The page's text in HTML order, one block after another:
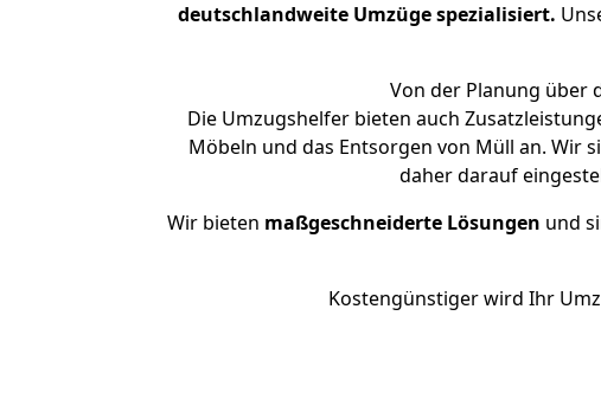
deutschlandweite Umzüge spezialisiert.
Von der Planung über
Die Umzugshelfer bieten auch
Möbeln und das Entsorgen von Müll an. Wir
daher darauf
Wir bieten maßgeschneiderte Lösungen und
Kostengünstiger wird Ihr